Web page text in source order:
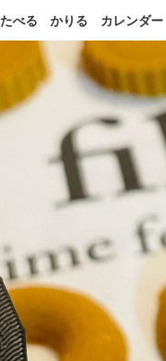
たべる かりる カレンダー